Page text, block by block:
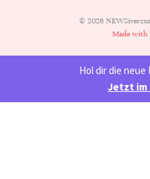
© 2026
Made with
Hol dir die neue
Jetzt im